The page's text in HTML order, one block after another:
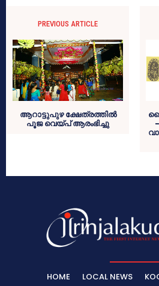
PREVIOUS ARTICLE
ആറാട്ടുപുഴ ക്ഷേത്രത്തില്‍
പൂജ വെയ്പ് ആരംഭിച്ചു
HOME LOCAL NEWS